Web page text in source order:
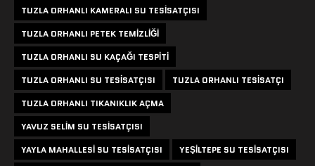
TUZLA ORHANLI KAMERALI SU TESISATÇISI
TUZLA ORHANLI PETEK TEMIZLIĞI
TUZLA ORHANLI SU KAÇAĞI TESPITI
TUZLA ORHANLI SU TESISATÇISI
TUZLA ORHANLI TESISATÇI
TUZLA ORHANLI TIKANIKLIK AÇMA
YAVUZ SELIM SU TESISATÇISI
YAYLA MAHALLESI SU TESISATÇISI
YEŞILTEPE SU TESISATÇISI